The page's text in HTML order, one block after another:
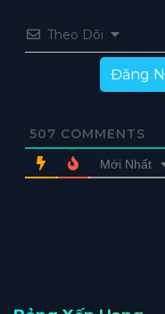
Tập 3 Tập 2
Theo Dõi
Đăng
507 COMMENTS
Mới Nhất